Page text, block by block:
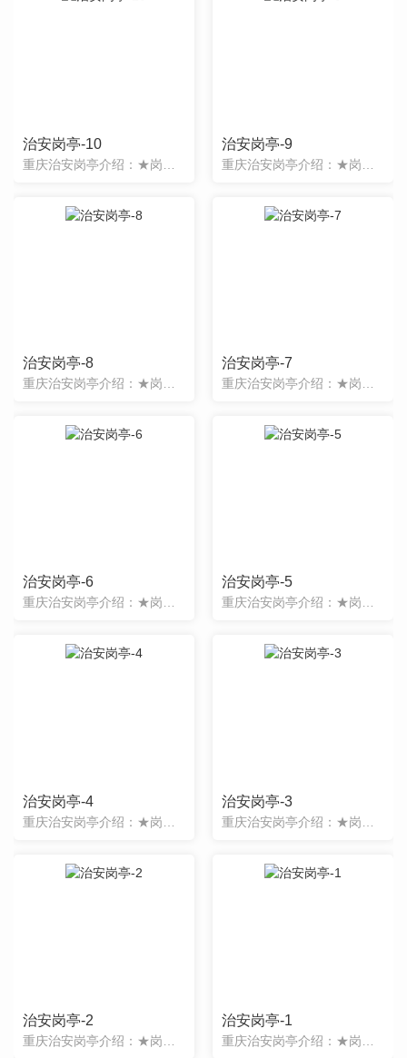
治安岗亭-10 治安岗亭-9
治安岗亭-8 治安岗亭-7
治安岗亭-6
重庆治安岗亭介绍：★岗亭表面经过特殊工艺处理，精工制作，款式新颖，品种繁多；★岗亭主体骨架采用**型钢结构焊接面成，坚固耐用；★顶部材料采用特殊防水铰接工艺制作，彻底解决漏水之隐患；★应用领域：小区、
治安岗亭-5
重庆治安岗亭介绍：★岗亭表面经过特殊工艺处理，精工制作，款式新颖，品种繁多；★岗亭主体骨架采用**型钢结构焊接面成，坚固耐用；★顶部材料采用特殊防水铰接工艺制作，彻底解决漏水之隐患；★应用领域：小区、
治安岗亭-4 治安岗亭-3
治安岗亭-2 治安岗亭-1